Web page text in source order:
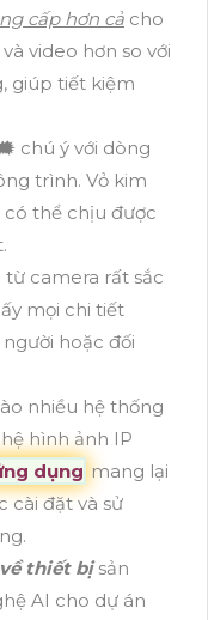
cấp hơn cả cho
video hơn so với
giúp tiết kiệm
chú ý với dòng
trình. Vỏ kim
có thể chịu được
từ camera rất sắc
mọi chi tiết
hoặc đối
nhiều hệ thống
hình ảnh IP
dụng mang lại
cài đặt và sử
thiết bịsản
AI cho dự án